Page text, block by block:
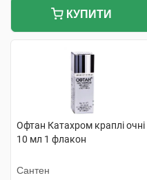
КУПИТИ
Офтан Катахром краплі очні
10 мл 1 флакон
Сантен